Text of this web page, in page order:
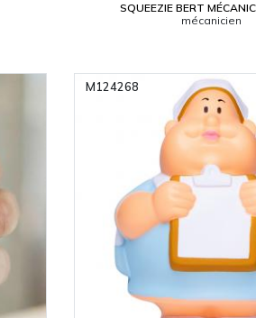
SQUEEZIE BERT
mécanicien
M124268